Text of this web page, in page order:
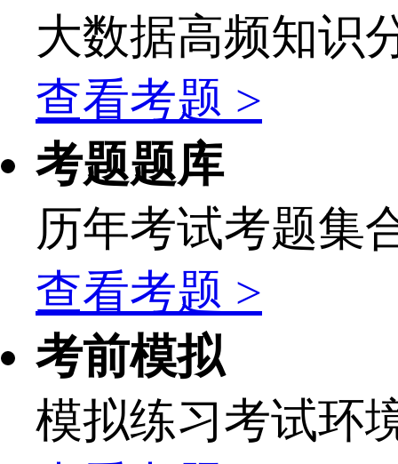
大数据高频知识
查看考题 >
考题题库
历年考试考题集
查看考题 >
考前模拟
模拟练习考试环